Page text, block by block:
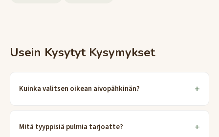
Usein Kysytyt Kysymykset
Kuinka valitsen oikean aivopähkinän?
Mitä tyyppisiä pulmia tarjoatte?